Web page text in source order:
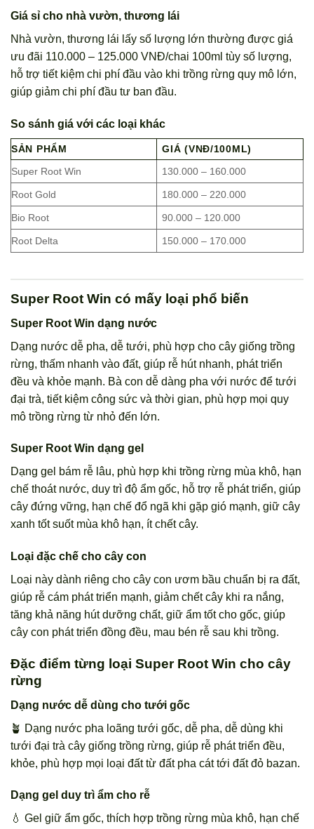
Giá sỉ cho nhà vườn, thương lái
Nhà vườn, thương lái lấy số lượng lớn thường được giá
ưu đãi 110.000 – 125.000 VNĐ/chai 100ml tùy số lượng,
hỗ trợ tiết kiệm chi phí đầu vào khi trồng rừng quy mô lớn,
giúp giảm chi phí đầu tư ban đầu.
So sánh giá với các loại khác
SẢN PHẨM
GIÁ (VNĐ/100ML)
Super Root Win
130.000 – 160.000
Root Gold 180.000 – 220.000
Bio Root 90.000 – 120.000
Root Delta 150.000 – 170.000
Super Root Win có mấy loại phổ biến
Super Root Win dạng nước
Dạng nước dễ pha, dễ tưới, phù hợp cho cây giống trồng
rừng, thấm nhanh vào đất, giúp rễ hút nhanh, phát triển
đều và khỏe mạnh. Bà con dễ dàng pha với nước để tưới
đại trà, tiết kiệm công sức và thời gian, phù hợp mọi quy
mô trồng rừng từ nhỏ đến lớn.
Super Root Win dạng gel
Dạng gel bám rễ lâu, phù hợp khi trồng rừng mùa khô, hạn
chế thoát nước, duy trì độ ẩm gốc, hỗ trợ rễ phát triển, giúp
cây đứng vững, hạn chế đổ ngã khi gặp gió mạnh, giữ cây
xanh tốt suốt mùa khô hạn, ít chết cây.
Loại đặc chế cho cây con
Loại này dành riêng cho cây con ươm bầu chuẩn bị ra đất,
giúp rễ cám phát triển mạnh, giảm chết cây khi ra nắng,
tăng khả năng hút dưỡng chất, giữ ẩm tốt cho gốc, giúp
cây con phát triển đồng đều, mau bén rễ sau khi trồng.
Đặc điểm từng loại Super Root Win cho cây
rừng
Dạng nước dễ dùng cho tưới gốc
🪴 Dạng nước pha loãng tưới gốc, dễ pha, dễ dùng khi
tưới đại trà cây giống trồng rừng, giúp rễ phát triển đều,
khỏe, phù hợp mọi loại đất từ đất pha cát tới đất đỏ bazan.
Dạng gel duy trì ẩm cho rễ
💧 Gel giữ ẩm gốc, thích hợp trồng rừng mùa khô, hạn chế